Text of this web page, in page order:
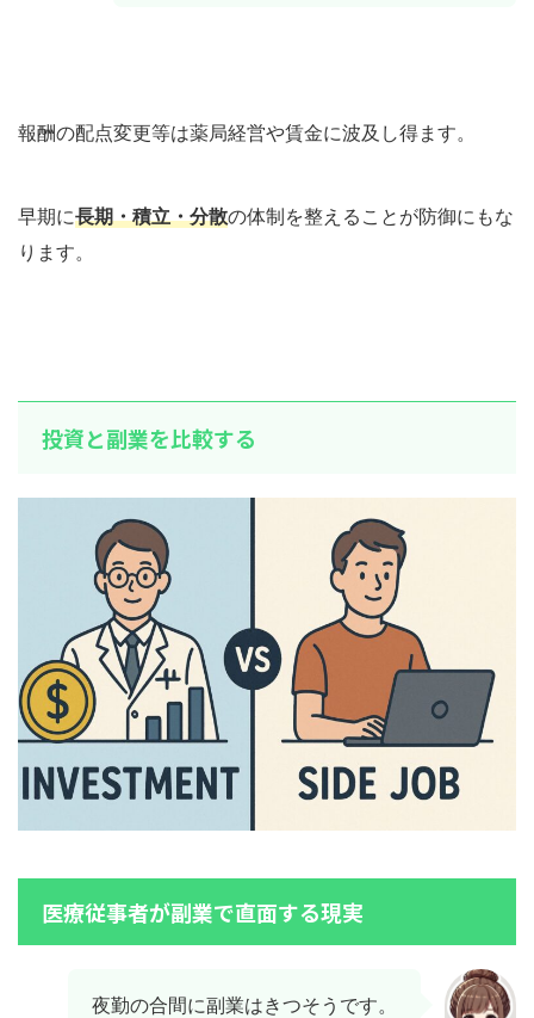
報酬の配点変更等は薬局経営や賃金に波及し得ます。
早期に長期・積立・分散の体制を整えることが防御にもな
ります。
投資と副業を比較する
医療従事者が副業で直面する現実
夜勤の合間に副業はきつそうです。